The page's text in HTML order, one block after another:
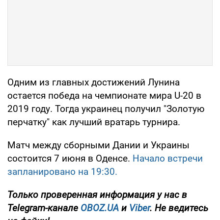
Одним из главных достижений Лунина
остается победа на чемпионате мира U-20 в
2019 году. Тогда украинец получил "Золотую
перчатку" как лучший вратарь турнира.
Матч между сборными Дании и Украины
состоится 7 июня в Оденсе. Начало встречи
запланировано на 19:30.
Только проверенная информация у нас в
Telegram-канале OBOZ.UA и Viber. Не ведитесь